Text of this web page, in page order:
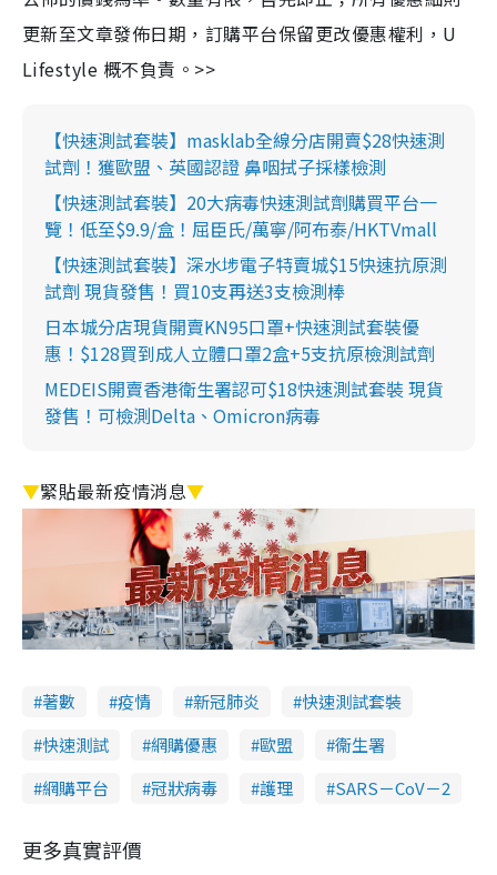
更新至文章發佈日期，訂購平台保留更改優惠權利，U
Lifestyle 概不負責。>>
【快速測試套裝】masklab全線分店開賣$28快速測
試劑！獲歐盟、英國認證 鼻咽拭子採樣檢測
【快速測試套裝】20大病毒快速測試劑購買平台一
覽！低至$9.9/盒！屈臣氏/萬寧/阿布泰/HKTVmall
【快速測試套裝】深水埗電子特賣城$15快速抗原測
試劑 現貨發售！買10支再送3支檢測棒
日本城分店現貨開賣KN95口罩+快速測試套裝優
惠！$128買到成人立體口罩2盒+5支抗原檢測試劑
MEDEIS開賣香港衛生署認可$18快速測試套裝 現貨
發售！可檢測Delta、Omicron病毒
▼緊貼最新疫情消息▼
著數 疫情 新冠肺炎
快速測試套裝
快速測試
網購優惠 歐盟
衞生署
網購平台
冠狀病毒 護理 SARS－CoV－2
更多真實評價